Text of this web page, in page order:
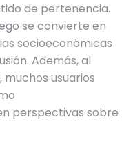
de pertenencia.
se convierte en
socioeconómicas
Además, al
usuarios
perspectivas sobre